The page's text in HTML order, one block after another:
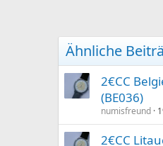
Ähnliche
2€CC
(BE036)
numisfreund
2€CC